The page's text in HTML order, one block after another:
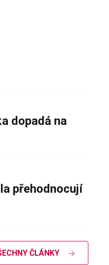
dopadá na
přehodnocují
ČLÁNKY